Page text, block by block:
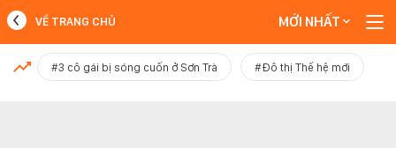
MỚI NHẤT
VỀ TRANG CHỦ MỚI NHẤT
#3 cô gái bị sóng cuốn ở Sơn Trà #Đô thị Thế hệ mới